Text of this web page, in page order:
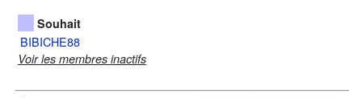
Souhait
BIBICHE88
Voir les membres inactifs